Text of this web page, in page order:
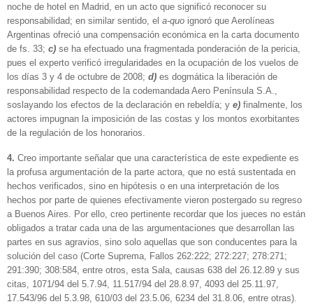
noche de hotel en Madrid, en un acto que significó reconocer su
responsabilidad; en similar sentido, el a-quo ignoró que Aerolíneas
Argentinas ofreció una compensación económica en la carta documento
de fs. 33; c) se ha efectuado una fragmentada ponderación de la pericia,
pues el experto verificó irregularidades en la ocupación de los vuelos de
los días 3 y 4 de octubre de 2008; d) es dogmática la liberación de
responsabilidad respecto de la codemandada Aero Península S.A.,
soslayando los efectos de la declaración en rebeldía; y e) finalmente, los
actores impugnan la imposición de las costas y los montos exorbitantes
de la regulación de los honorarios.
4. Creo importante señalar que una característica de este expediente es
la profusa argumentación de la parte actora, que no está sustentada en
hechos verificados, sino en hipótesis o en una interpretación de los
hechos por parte de quienes efectivamente vieron postergado su regreso
a Buenos Aires. Por ello, creo pertinente recordar que los jueces no están
obligados a tratar cada una de las argumentaciones que desarrollan las
partes en sus agravios, sino solo aquellas que son conducentes para la
solución del caso (Corte Suprema, Fallos 262:222; 272:227; 278:271;
291:390; 308:584, entre otros, esta Sala, causas 638 del 26.12.89 y sus
citas, 1071/94 del 5.7.94, 11.517/94 del 28.8.97, 4093 del 25.11.97,
17.543/96 del 5.3.98, 610/03 del 23.5.06, 6234 del 31.8.06, entre otras).